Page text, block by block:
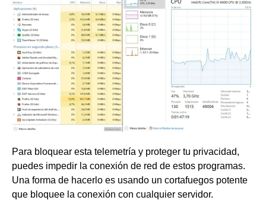
Para bloquear esta telemetría y proteger tu privacidad,
puedes impedir la conexión de red de estos programas.
Una forma de hacerlo es usando un cortafuegos potente
que bloquee la conexión con cualquier servidor.